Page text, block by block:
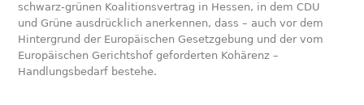
schwarz-grünen Koalitionsvertrag in Hessen, in dem CDU
und Grüne ausdrücklich anerkennen, dass – auch vor dem
Hintergrund der Europäischen Gesetzgebung und der vom
Europäischen Gerichtshof geforderten Kohärenz –
Handlungsbedarf bestehe.